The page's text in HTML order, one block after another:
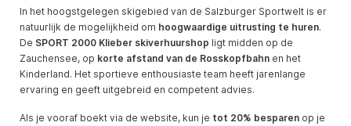
In het hoogstgelegen skigebied van de Salzburger Sportwelt is er
natuurlijk de mogelijkheid om hoogwaardige uitrusting te huren.
De SPORT 2000 Klieber skiverhuurshop ligt midden op de
Zauchensee, op korte afstand van de Rosskopfbahn en het
Kinderland. Het sportieve enthousiaste team heeft jarenlange
ervaring en geeft uitgebreid en competent advies.
Als je vooraf boekt via de website, kun je tot 20% besparen op je